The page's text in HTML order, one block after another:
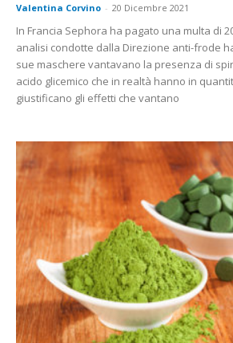
Valentina Corvino - 20 Dicembre 2021
In Francia Sephora ha pagato una multa di
analisi condotte dalla Direzione anti-frode
sue maschere vantavano la presenza di
acido glicemico che in realtà hanno in
giustificano gli effetti che vantano